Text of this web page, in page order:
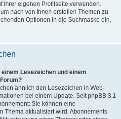
Ihrer eigenen Profilseite verwenden.
nach von Ihnen erstellen Themen zu
Optionen in die Suchmaske ein.
Lesezeichen und einem
ähnlich den Lesezeichen in Web-
bei einem Update. Seit phpBB 3.1
Sie können eine
Thema aktualisiert wird. Abonnements